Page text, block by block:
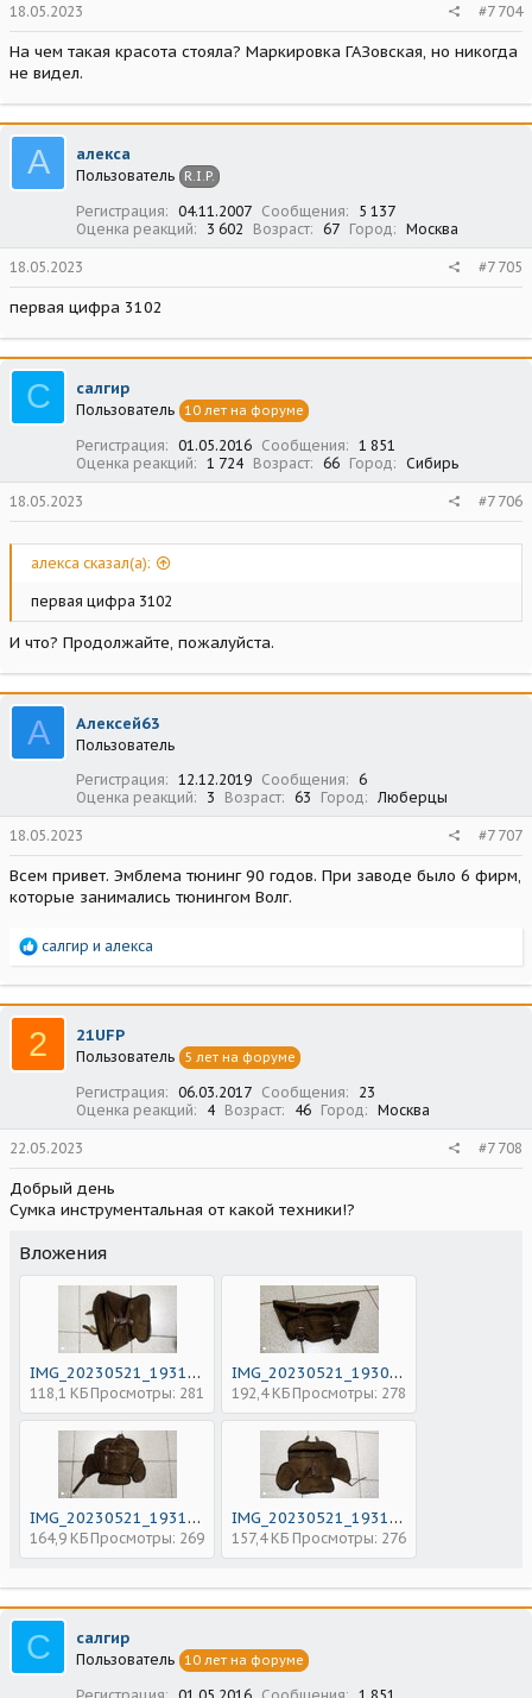
18.05.2023 #7 704
На чем такая красота стояла? Маркировка ГАЗовская, но никогда
не видел.
А алекса
Пользователь R.I.P.
Регистрация 04.11.2007 Сообщения
5 137
Оценка реакций
3 602 Возраст 67 Город Москва
18.05.2023 #7 705
первая цифра 3102
С салгир
Пользователь 10 лет на форуме
Регистрация 01.05.2016 Сообщения
1 851
Оценка реакций
1 724 Возраст 66 Город Сибирь
18.05.2023 #7 706
алекса сказал(а):
первая цифра 3102
И что? Продолжайте, пожалуйста.
А Алексей63
Пользователь
Регистрация
12.12.2019 Сообщения
6
Оценка реакций
3 Возраст 63 Город Люберцы
18.05.2023 #7 707
Всем привет. Эмблема тюнинг 90 годов. При заводе было 6 фирм,
которые занимались тюнингом Волг.
Р
а
к
ц
и
и
салгир и алекса
2 21UFP
Пользователь 5 лет на форуме
Регистрация 06.03.2017 Сообщения
23
Оценка реакций
4 Возраст 46 Город Москва
22.05.2023 #7 708
Добрый день
Сумка инструментальная от какой техники!?
Вложения
IMG_20230521_193110.jpg
118,1 КБ Просмотры: 281
IMG_20230521_193049.jpg
192,4 КБ Просмотры: 278
IMG_20230521_193158.jpg
164,9 КБ Просмотры: 269
IMG_20230521_193144.jpg
157,4 КБ Просмотры: 276
С салгир
Пользователь 10 лет на форуме